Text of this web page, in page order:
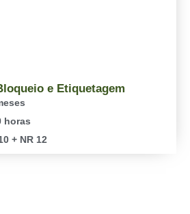
e Etiquetagem
horas
+ NR 12